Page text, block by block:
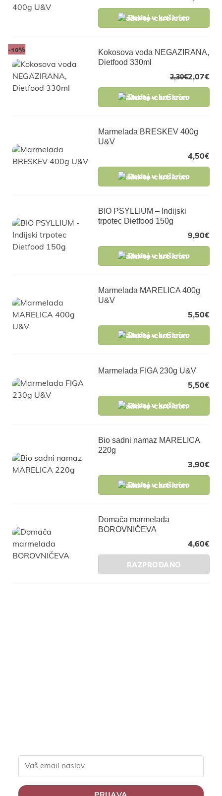
Dodaj v košarico
-10%
Kokosova voda NEGAZIRANA,
Dietfood 330ml
2,07€
2,30€
Dodaj v košarico
Marmelada BRESKEV 400g
U&V
4,50€
Dodaj v košarico
BIO PSYLLIUM – Indijski
trpotec Dietfood 150g
9,90€
Dodaj v košarico
Marmelada MARELICA 400g
U&V
5,50€
Dodaj v košarico
Marmelada FIGA 230g U&V
5,50€
Dodaj v košarico
Bio sadni namaz MARELICA
220g
3,90€
Dodaj v košarico
Domača marmelada
BOROVNIČEVA
4,60€
RAZPRODANO